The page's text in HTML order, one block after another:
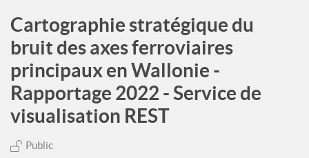
Cartographie stratégique du
bruit des axes ferroviaires
principaux en Wallonie -
Rapportage 2022 - Service de
visualisation REST
Public